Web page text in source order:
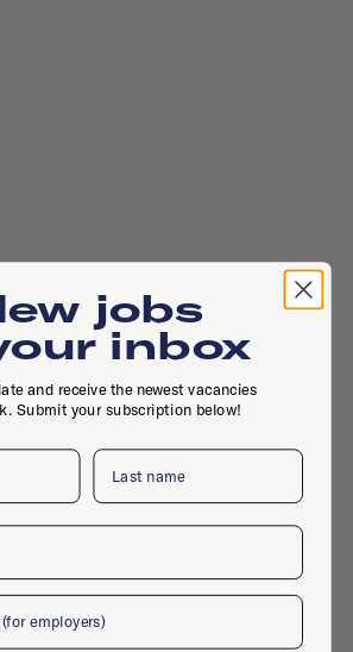
128, 3511WR,
jobs
inbox
and receive the newest vacancies
Submit your subscription below!
Last name